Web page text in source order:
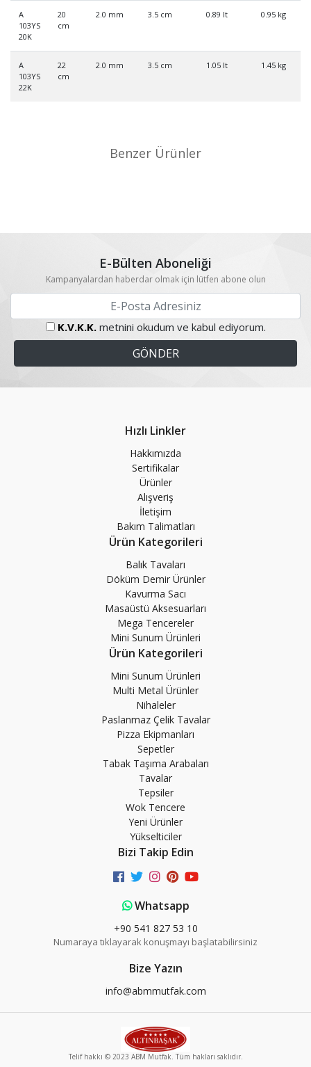
A
103YS
20K
20
cm
2.0 mm 3.5 cm 0.89 lt 0.95 kg
A
103YS
22K
22
cm
2.0 mm 3.5 cm 1.05 lt 1.45 kg
Benzer Ürünler
E-Bülten Aboneliği
Kampanyalardan haberdar olmak için lütfen abone olun
K.V.K.K.metnini okudum ve kabul ediyorum.
Hızlı Linkler
Hakkımızda
Sertifikalar
Ürünler
Alışveriş
İletişim
Bakım Talimatları
Ürün Kategorileri
Balık Tavaları
Döküm Demir Ürünler
Kavurma Sacı
Masaüstü Aksesuarları
Mega Tencereler
Mini Sunum Ürünleri
Ürün Kategorileri
Mini Sunum Ürünleri
Multi Metal Ürünler
Nihaleler
Paslanmaz Çelik Tavalar
Pizza Ekipmanları
Sepetler
Tabak Taşıma Arabaları
Tavalar
Tepsiler
Wok Tencere
Yeni Ürünler
Yükselticiler
Bizi Takip Edin
Whatsapp
+90 541 827 53 10
Numaraya tıklayarak konuşmayı başlatabilirsiniz
Bize Yazın
info@abmmutfak.com
Telif hakkı © 2023 ABM Mutfak. Tüm hakları saklıdır.